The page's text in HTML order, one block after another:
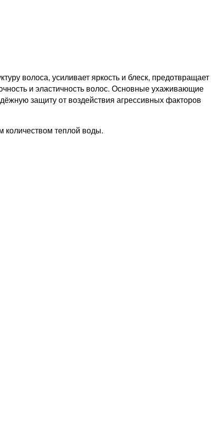
волоса, усиливает яркость и блеск, предотвращает
и эластичность волос. Основные ухаживающие
защиту от воздействия агрессивных факторов
теплой воды.